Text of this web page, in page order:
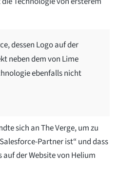
dessen Logo auf der
neben dem von Lime
ebenfalls nicht
sich an The Verge, um zu
Partner ist“ und dass
der Website von Helium